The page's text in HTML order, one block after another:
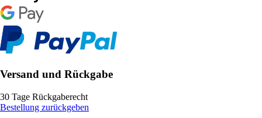
Versand und Rückgabe
30 Tage Rückgaberecht
Bestellung zurückgeben